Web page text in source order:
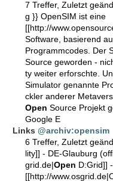
7 Treffer, Zuletzt
g }} OpenSIM ist eine
[[http://
Software, basierend
Programmcodes. Der
Source geworden -
ty weiter erforschte.
Simulator genannte
ckler anderer
Open Source Projekt
Google E
Links @archiv:opensim
6 Treffer, Zuletzt
lity]] - DE-Glauburg
grid.de|Open D:Grid]]
[[http://